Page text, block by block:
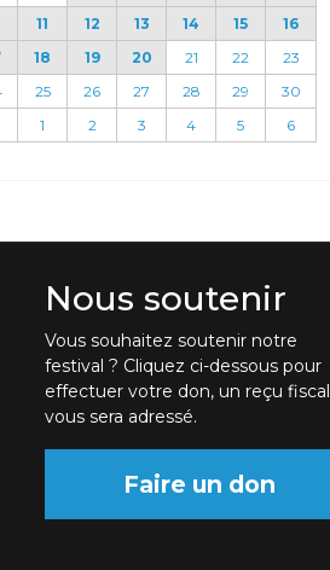
11 12 13 14 15
16
18 19 20 21 22
23
25 26 27 28 29
30
1 2 3 4 5 6
Nous soutenir
Vous souhaitez soutenir notre
festival ? Cliquez ci-dessous pour
effectuer votre don, un reçu fiscal
vous sera adressé.
Faire un don